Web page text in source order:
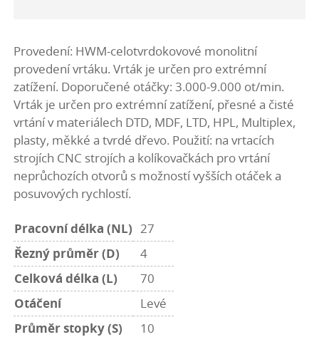
Provedení: HWM-celotvrdokovové monolitní
provedení vrtáku. Vrták je určen pro extrémní
zatížení. Doporučené otáčky: 3.000-9.000 ot/min.
Vrták je určen pro extrémní zatížení, přesné a čisté
vrtání v materiálech DTD, MDF, LTD, HPL, Multiplex,
plasty, měkké a tvrdé dřevo. Použití: na vrtacích
strojích CNC strojích a kolíkovačkách pro vrtání
neprůchozích otvorů s možností vyšších otáček a
posuvových rychlostí.
Pracovní délka (NL) 27
Řezný průměr (D)
4
Celková délka (L)
70
Otáčení
Levé
Průměr stopky (S)
10